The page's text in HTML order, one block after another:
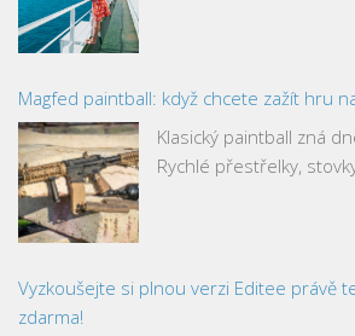
Magfed paintball: když chcete zažít hru
Klasický paintball zná
Rychlé přestřelky,
Vyzkoušejte si plnou verzi Editee právě
zdarma!